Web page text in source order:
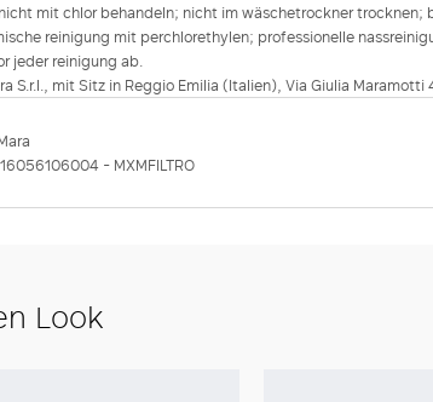
mit chlor behandeln; nicht im wäschetrockner trocknen;
reinigung mit perchlorethylen; professionelle
jeder reinigung ab.
S.r.l., mit Sitz in Reggio Emilia (Italien), Via Giulia Maramotti
- MXMFILTRO
Look